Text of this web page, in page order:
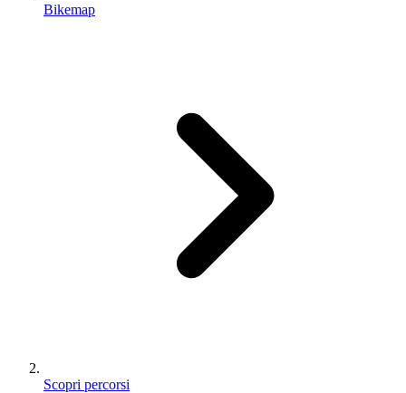
Bikemap
Scopri percorsi